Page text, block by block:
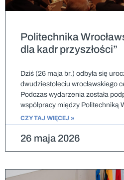
Politechnika
dla kadr przyszłości”
Dziś (26 maja br.) odbyła się
dwudziestoleciu wrocławskiego
Podczas wydarzenia została
współpracy między Politechniką
CZYTAJ WIĘCEJ »
26 maja 2026